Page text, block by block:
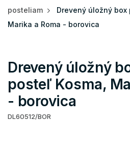
posteliam
Drevený úložný box
Marika a Roma - borovica
Drevený úložný
posteľ Kosma,
- borovica
DL60512/BOR